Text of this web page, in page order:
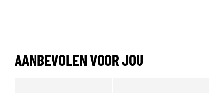
AANBEVOLEN VOOR JOU